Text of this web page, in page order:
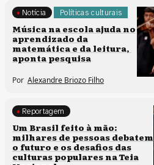
Notícia Políticas culturais
Música na escola ajuda no
aprendizado da
matemática e da leitura,
aponta pesquisa
Por Alexandre Briozo Filho
Culturas populares
Políticas culturais
Reportagem
Um Brasil feito à mão:
milhares de pessoas debatem
o futuro e os desafios das
culturas populares na Teia